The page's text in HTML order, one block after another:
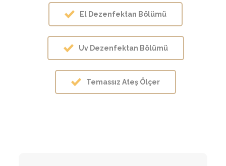
El Dezenfektan Bölümü
Uv Dezenfektan Bölümü
Temassız Ateş Ölçer